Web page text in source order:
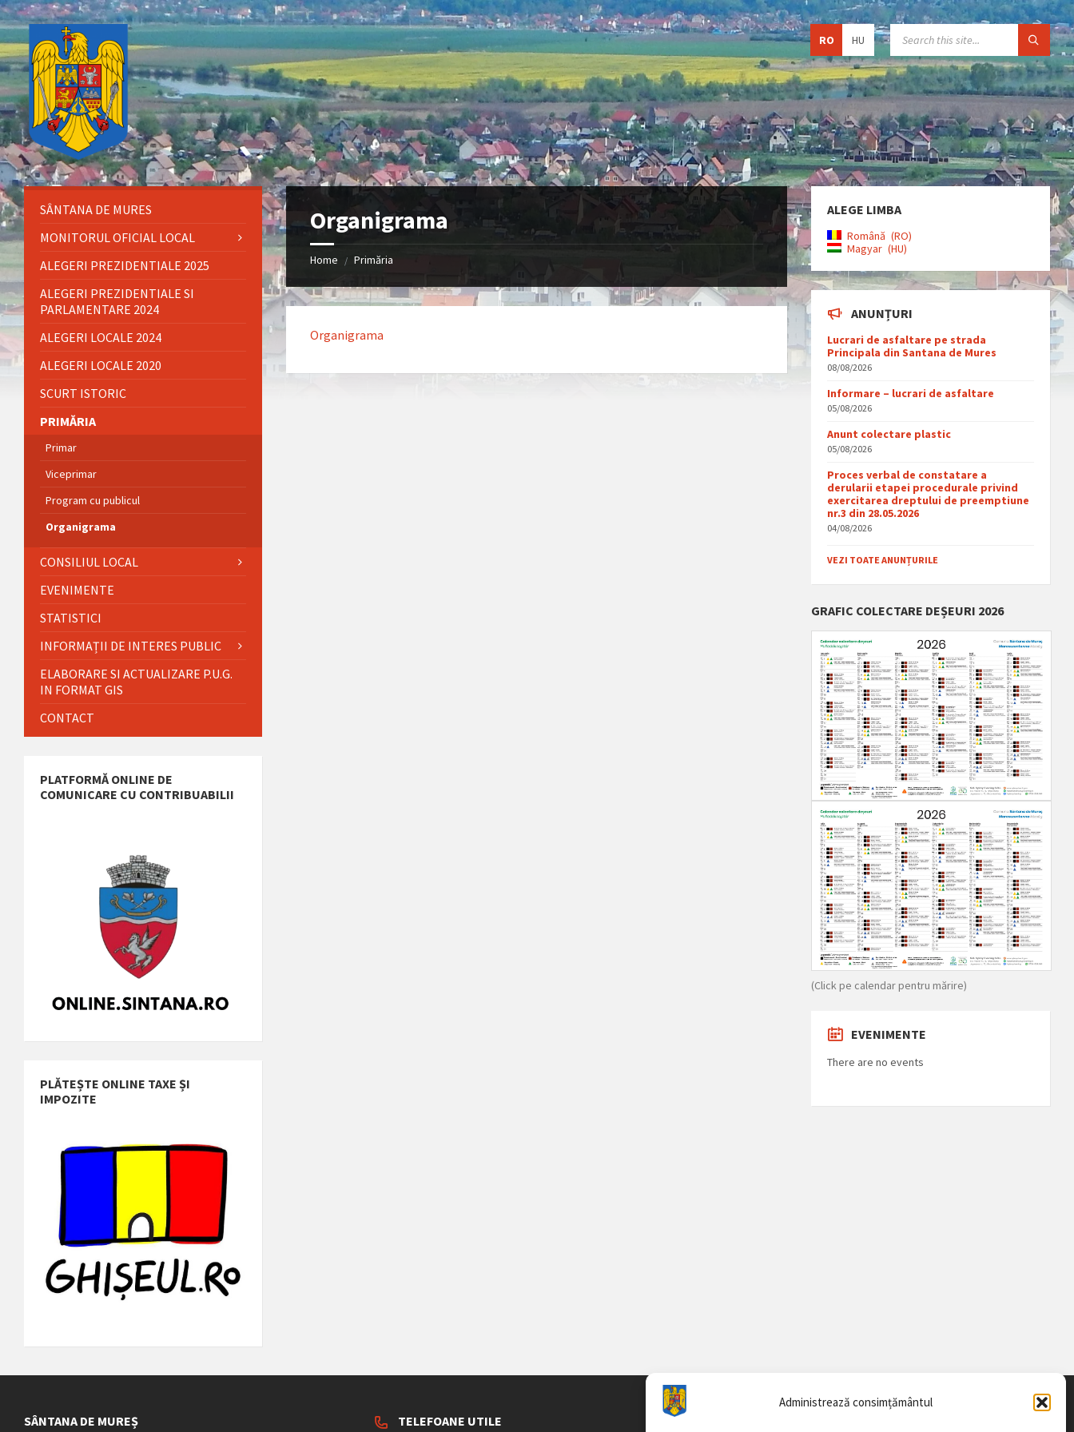
Administrează consimțământul
Skip
to
Skip
to
sidebar
Skip
to
sidebar
Skip
to
Choose
language:
RO HU
SEARCH:
Organigrama
Home / Primăria
Organigrama
SÂNTANA DE MURES
MONITORUL OFICIAL LOCAL
ALEGERI PREZIDENTIALE 2025
ALEGERI PREZIDENTIALE SI
PARLAMENTARE 2024
ALEGERI LOCALE 2024
ALEGERI LOCALE 2020
SCURT ISTORIC
PRIMĂRIA
Primar
Viceprimar
Program cu publicul
Organigrama
CONSILIUL LOCAL
EVENIMENTE
STATISTICI
INFORMAȚII DE INTERES PUBLIC
ELABORARE SI ACTUALIZARE P.U.G.
IN FORMAT GIS
CONTACT
PLATFORMĂ ONLINE DE
COMUNICARE CU CONTRIBUABILII
PLĂTEȘTE ONLINE TAXE ȘI
IMPOZITE
ALEGE LIMBA
Română
RO
Magyar
HU
ANUNȚURI
Lucrari de asfaltare pe strada
Principala din Santana de Mures
08/08/2026
Informare – lucrari de asfaltare
05/08/2026
Anunt colectare plastic
05/08/2026
Proces verbal de constatare a
derularii etapei procedurale privind
exercitarea dreptului de preemptiune
nr.3 din 28.05.2026
04/08/2026
VEZI TOATE ANUNȚURILE
GRAFIC COLECTARE DEȘEURI 2026
(Click pe calendar pentru mărire)
EVENIMENTE
There are no events
SÂNTANA DE MUREȘ TELEFOANE UTILE